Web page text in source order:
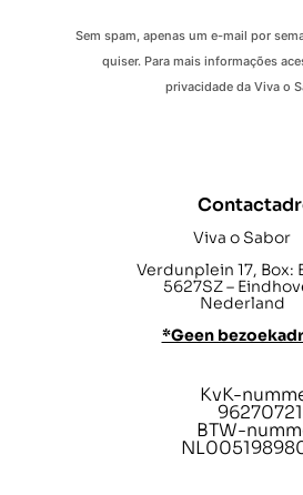
Sem spam, apenas um e-mail por
quiser. Para mais informações
privacidade da Viva o
Viva o Sabor
Verdunplein 17, Box:
5627SZ –
Nederland
*Geen
KvK-
96270721
BTW-